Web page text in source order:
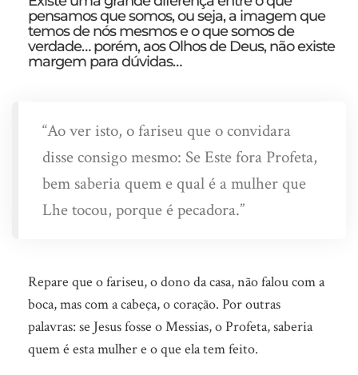
é
fácil…
pensamos que somos, ou seja, a imagem que
temos de nós mesmos e o que somos de
verdade… porém, aos Olhos de Deus, não existe
margem para dúvidas…
“Ao ver isto, o fariseu que o convidara
disse consigo mesmo: Se Este fora Profeta,
bem saberia quem e qual é a mulher que
Lhe tocou, porque é pecadora.”
Repare que o fariseu, o dono da casa, não falou com a
boca, mas com a cabeça, o coração. Por outras
palavras: se Jesus fosse o Messias, o Profeta, saberia
quem é esta mulher e o que ela tem feito.